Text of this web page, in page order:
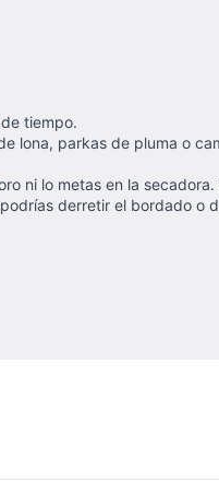
tiempo.
lona, parkas de pluma o
ni lo metas en la secadora.
derretir el bordado o